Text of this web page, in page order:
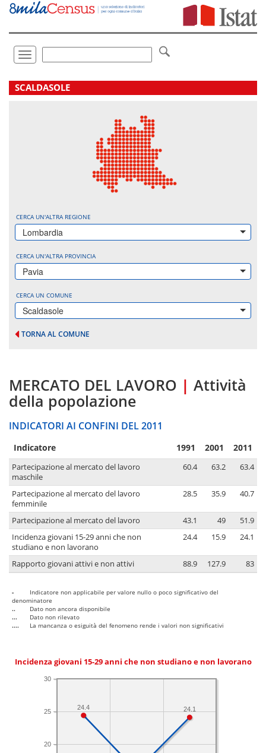
Vai
direttamente
Toggle
navigation
.
SCALDASOLE
CERCA UN'ALTRA REGIONE
Lombardia
CERCA UN'ALTRA PROVINCIA
Pavia
CERCA UN COMUNE
Scaldasole
TORNA AL COMUNE
MERCATO DEL LAVORO | Attività
della popolazione
INDICATORI AI CONFINI DEL 2011
Indicatore 1991 2001 2011
Partecipazione al mercato del lavoro
maschile
60.4 63.2 63.4
Partecipazione al mercato del lavoro
femminile
28.5 35.9 40.7
Partecipazione al mercato del lavoro 43.1 49
51.9
Incidenza giovani 15-29 anni che non
studiano e non lavorano
24.4 15.9 24.1
Rapporto giovani attivi e non attivi 88.9 127.9 83
-
Indicatore non applicabile per valore nullo o poco significativo del
denominatore
..
Dato non ancora disponibile
...
Dato non rilevato
....
La mancanza o esiguità del fenomeno rende i valori non significativi
Incidenza giovani 15-29 anni che non studiano e non lavorano
20
25
30
24.1
24.4